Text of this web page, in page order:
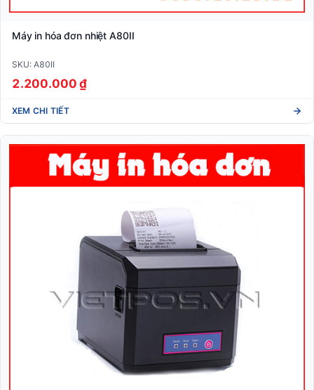
Máy in hóa đơn nhiệt A80II
SKU: A80II
2.200.000 ₫
XEM CHI TIẾT